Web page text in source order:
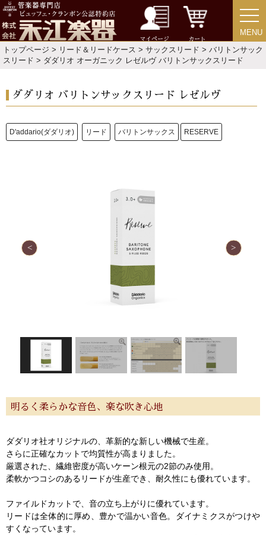
マイページ カート
MENU
MENU
トップページ > リード＆リードケース > サックスリード > バリトンサック
スリード > ダダリオ オーガニック レゼルヴ バリトンサックスリード
ダダリオ バリトンサックスリード レゼルヴ
D'addario(ダダリオ) リード バリトンサックス RESERVE
明るく柔らかな音色、楽な吹き心地
ダダリオ社オリジナルの、革新的な新しい機械で生産。
さらに正確なカットで均質性が高まりました。
厳選された、繊維密度が高いケーン根元の2節のみ使用。
柔軟かつコシのあるリードが生産でき、耐久性にも優れています。
ファイルドカットで、音の立ち上がりに優れています。
リードは全体的に厚め、豊かで温かい音色。ダイナミクスがつけや
すくなっています。
ご利用ガイド サポート・保証
よくあるご質問 会社紹介